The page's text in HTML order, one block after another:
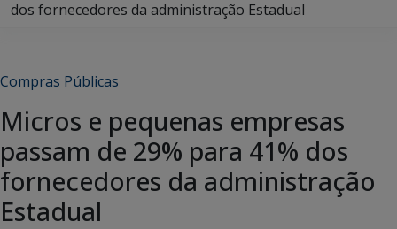
dos fornecedores da administração Estadual
Compras Públicas
Micros e pequenas empresas
passam de 29% para 41% dos
fornecedores da administração
Estadual